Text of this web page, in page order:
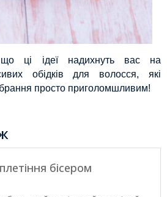
що ці ідеї надихнуть вас на
обідків для волосся, які
просто приголомшливим!
бісером